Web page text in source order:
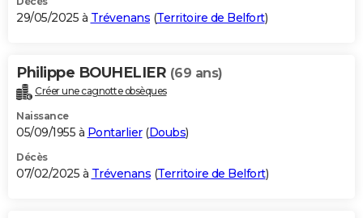
29/05/2025 à Trévenans (Territoire de Belfort)
Philippe BOUHELIER (69 ans)
Créer une cagnotte obsèques
Naissance
05/09/1955 à Pontarlier(Doubs)
Décès
07/02/2025 à Trévenans (Territoire de Belfort)